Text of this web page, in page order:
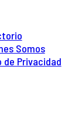
Somos
de Privacidad